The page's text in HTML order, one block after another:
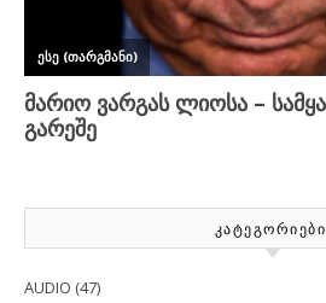
ᲙᲐᲢᲔᲒᲝᲠᲘᲔᲑᲘ
AUDIO (47)